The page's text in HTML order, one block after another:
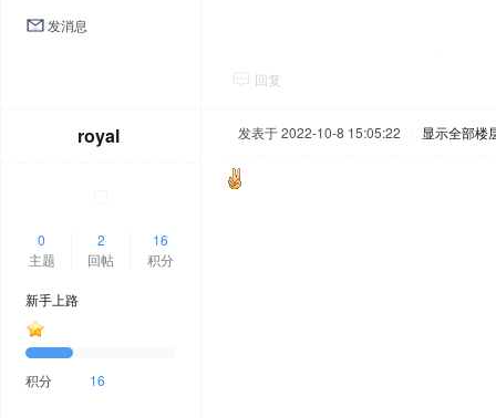
发消息
回复
royal
0
主题
2
回帖
16
积分
新手上路
积分 16
发表于 2022-10-8 15:05:22 显示全部楼